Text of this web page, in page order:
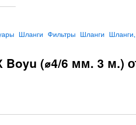
Шланги Фильтры Шланги
(⌀4/6 мм. 3 м.)